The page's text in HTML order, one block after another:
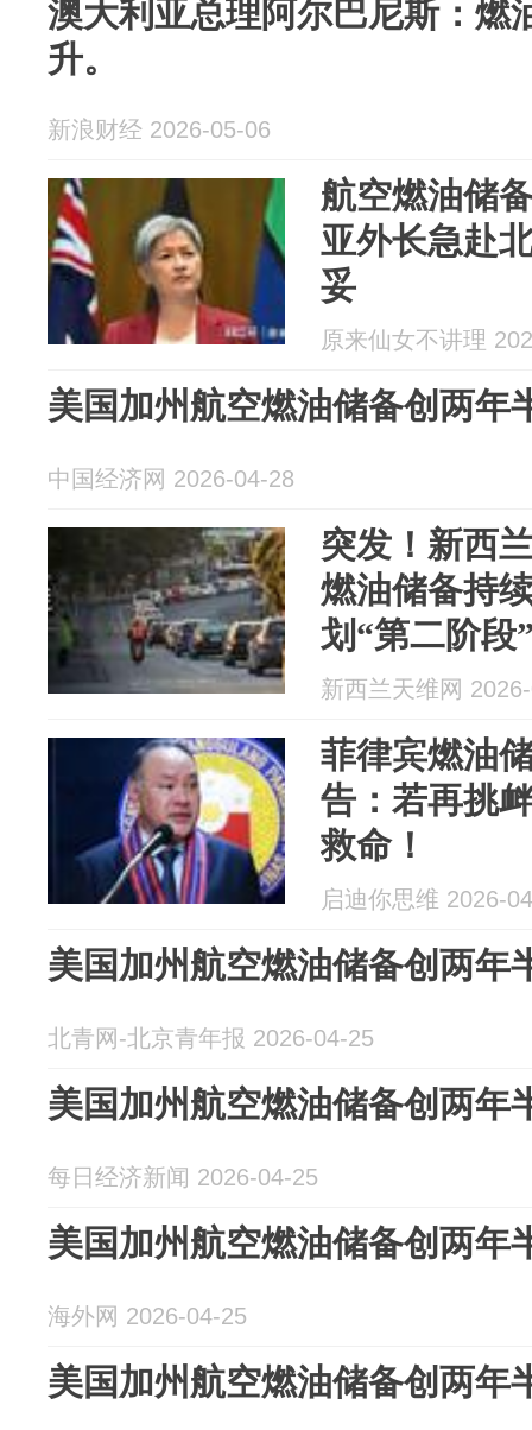
澳大利亚总理阿尔巴尼斯：燃
升。
新浪财经 2026-05-06
航空燃油储
亚外长急赴
妥
原来仙女不讲理
美国加州航空燃油储备创两年
中国经济网 2026-04-28
突发！新西
燃油储备持
划“第二阶段
本周将做好
新西兰天维网
菲律宾燃油
告：若再挑
救命！
启迪你思维 2026-
美国加州航空燃油储备创两年
北青网-北京青年报 2026-04-25
美国加州航空燃油储备创两年
每日经济新闻 2026-04-25
美国加州航空燃油储备创两年
海外网 2026-04-25
美国加州航空燃油储备创两年